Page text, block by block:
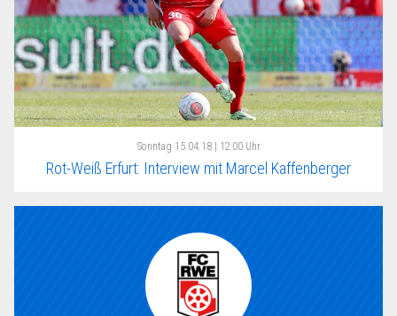
Sonntag 15.04.18 | 12:00 Uhr
Rot-Weiß Erfurt: Interview mit Marcel Kaffenberger